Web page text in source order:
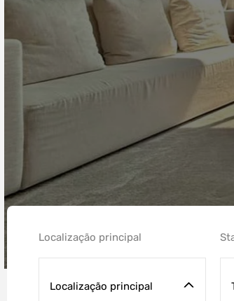
Área:
Localização principal
Localização principal